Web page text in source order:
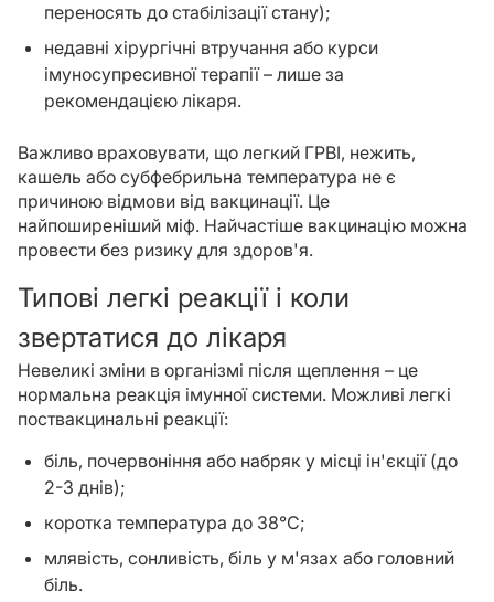
переносять до стабілізації стану);
недавні хірургічні втручання або курси
імуносупресивної терапії – лише за
рекомендацією лікаря.
Важливо враховувати, що легкий ГРВІ, нежить,
кашель або субфебрильна температура не є
причиною відмови від вакцинації. Це
найпоширеніший міф. Найчастіше вакцинацію можна
провести без ризику для здоров'я.
Типові легкі реакції і коли
звертатися до лікаря
Невеликі зміни в організмі після щеплення – це
нормальна реакція імунної системи. Можливі легкі
поствакцинальні реакції:
біль, почервоніння або набряк у місці ін'єкції (до
2-3 днів);
коротка температура до 38°C;
млявість, сонливість, біль у м'язах або головний
біль.